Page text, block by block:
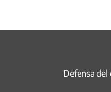
Defensa